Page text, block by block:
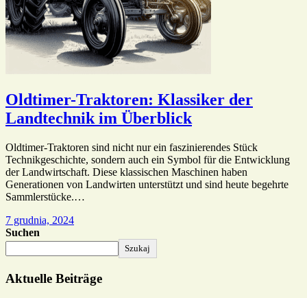
Oldtimer-Traktoren: Klassiker der
Landtechnik im Überblick
Oldtimer-Traktoren sind nicht nur ein faszinierendes Stück
Technikgeschichte, sondern auch ein Symbol für die Entwicklung
der Landwirtschaft. Diese klassischen Maschinen haben
Generationen von Landwirten unterstützt und sind heute begehrte
Sammlerstücke.…
7 grudnia, 2024
Suchen
Szukaj
Aktuelle Beiträge